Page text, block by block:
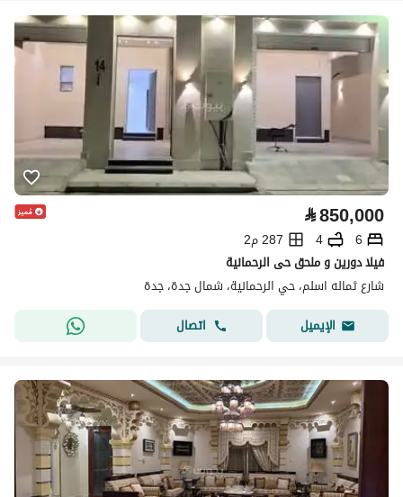
⃁850,000
6
4
287 م2
فيلا دورين و ملحق حى الرحمانية
شارع ثماله اسلم، حي الرحمانية، شمال جدة، جدة
الإيميل
اتصال